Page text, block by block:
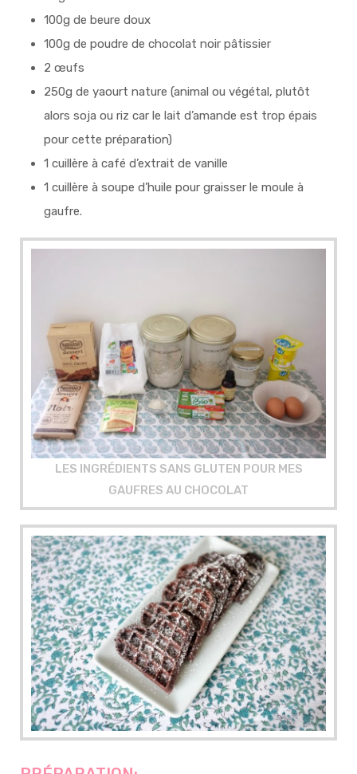
100g de beure doux
100g de poudre de chocolat noir pâtissier
2 œufs
250g de yaourt nature (animal ou végétal, plutôt
alors soja ou riz car le lait d’amande est trop épais
pour cette préparation)
1 cuillère à café d’extrait de vanille
1 cuillère à soupe d’huile pour graisser le moule à
gaufre.
LES INGRÉDIENTS SANS GLUTEN POUR MES
GAUFRES AU CHOCOLAT